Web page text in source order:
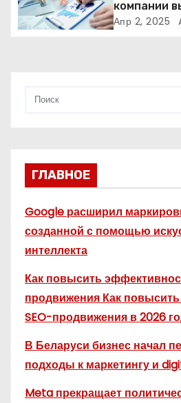
с
компании
Апр 2, 2025
ГЛАВНОЕ
Google расширил
созданной с помощью
интеллекта
Как повысить
продвижения Как
SEO-продвижения в 2026
В Беларуси бизнес начал
подходы к маркетингу и
Meta прекращает